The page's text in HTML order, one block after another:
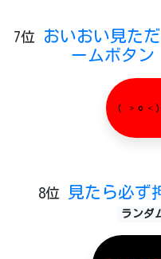
7位
おいおい見た
ームボタン
( ＞o＜
8位 見たら必ず
ランダ